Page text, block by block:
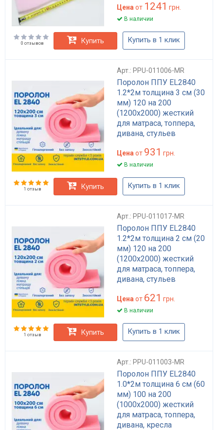
Цена от 1241 грн.
В наличии
0 отзывов Купить Купить в 1 клик
Арт.: PPU-011006-MR
Поролон ППУ EL2840
1.2*2м толщина 3 см (30
мм) 120 на 200
(1200х2000) жесткий
для матраса, топпера,
дивана, стульев
Цена от 931 грн.
В наличии
1 отзыв Купить Купить в 1 клик
Арт.: PPU-011017-MR
Поролон ППУ EL2840
1.2*2м толщина 2 см (20
мм) 120 на 200
(1200х2000) жесткий
для матраса, топпера,
дивана, стульев
Цена от 621 грн.
В наличии
1 отзыв Купить Купить в 1 клик
Арт.: PPU-011003-MR
Поролон ППУ EL2840
1.0*2м толщина 6 см (60
мм) 100 на 200
(1000х2000) жесткий
для матраса, топпера,
дивана, кресла